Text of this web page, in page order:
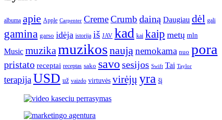
albumą apie Apple Carpenter CremeCrumb dainą Daugiau dėl gali
gamina garso idėja istorija iš JAV kad kai kaip metų mln
Music muzikamuzikosnaująnemokama nuo pora
pristato receptai receptas sako savo sesijos Swift Tai Taylor
terapijaUSD už vaizdo virtuvės virėjų yra šį